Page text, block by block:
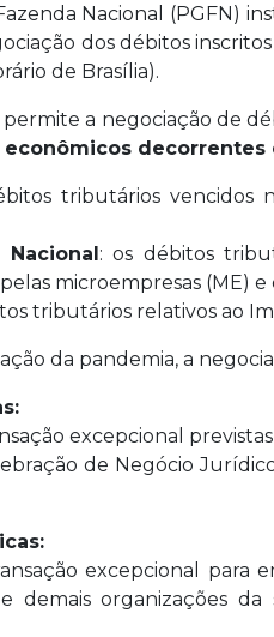
Nacional (PGFN)
dos débitos
de Brasília).
a negociação de
tributários vencidos
: os débitos
microempresas (ME)
tributários relativos ao
da pandemia, a
excepcional
de Negócio
excepcional para
demais organizações